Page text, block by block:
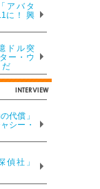
アバタ
に！ 興
ドル突
ー・ウ
だ
代償」
シー・
偵社」